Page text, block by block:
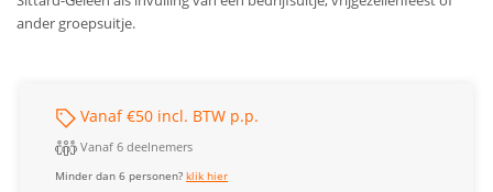
ander groepsuitje.
Vanaf €50 incl. BTW p.p.
Vanaf 6 deelnemers
Minder dan 6 personen?klik hier